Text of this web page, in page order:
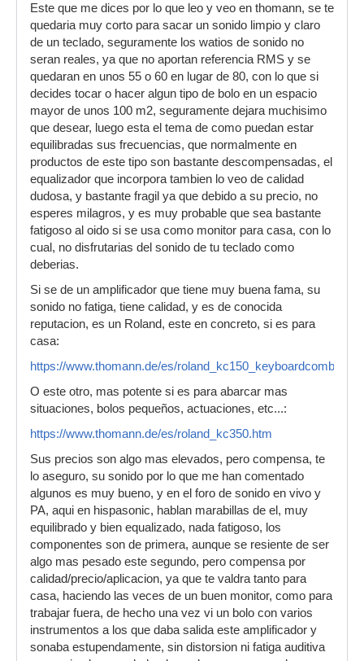
Este que me dices por lo que leo y veo en thomann, se te
quedaria muy corto para sacar un sonido limpio y claro
de un teclado, seguramente los watios de sonido no
seran reales, ya que no aportan referencia RMS y se
quedaran en unos 55 o 60 en lugar de 80, con lo que si
decides tocar o hacer algun tipo de bolo en un espacio
mayor de unos 100 m2, seguramente dejara muchisimo
que desear, luego esta el tema de como puedan estar
equilibradas sus frecuencias, que normalmente en
productos de este tipo son bastante descompensadas, el
equalizador que incorpora tambien lo veo de calidad
dudosa, y bastante fragil ya que debido a su precio, no
esperes milagros, y es muy probable que sea bastante
fatigoso al oido si se usa como monitor para casa, con lo
cual, no disfrutarias del sonido de tu teclado como
deberias.
Si se de un amplificador que tiene muy buena fama, su
sonido no fatiga, tiene calidad, y es de conocida
reputacion, es un Roland, este en concreto, si es para
casa:
https://www.thomann.de/es/roland_kc150_keyboardcombo.htm
O este otro, mas potente si es para abarcar mas
situaciones, bolos pequeños, actuaciones, etc...:
https://www.thomann.de/es/roland_kc350.htm
Sus precios son algo mas elevados, pero compensa, te
lo aseguro, su sonido por lo que me han comentado
algunos es muy bueno, y en el foro de sonido en vivo y
PA, aqui en hispasonic, hablan marabillas de el, muy
equilibrado y bien equalizado, nada fatigoso, los
componentes son de primera, aunque se resiente de ser
algo mas pesado este segundo, pero compensa por
calidad/precio/aplicacion, ya que te valdra tanto para
casa, haciendo las veces de un buen monitor, como para
trabajar fuera, de hecho una vez vi un bolo con varios
instrumentos a los que daba salida este amplificador y
sonaba estupendamente, sin distorsion ni fatiga auditiva